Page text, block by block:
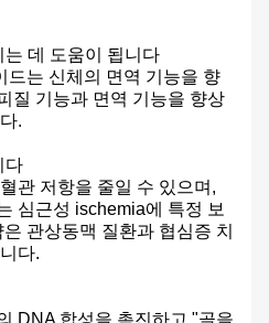
데 도움이 됩니다
드는 신체의 면역 기능을 향
질 기능과 면역 기능을 향상
.
다
관 저항을 줄일 수 있으며,
심근성 ischemia에 특정 보
관상동맥 질환과 협심증 치
다.